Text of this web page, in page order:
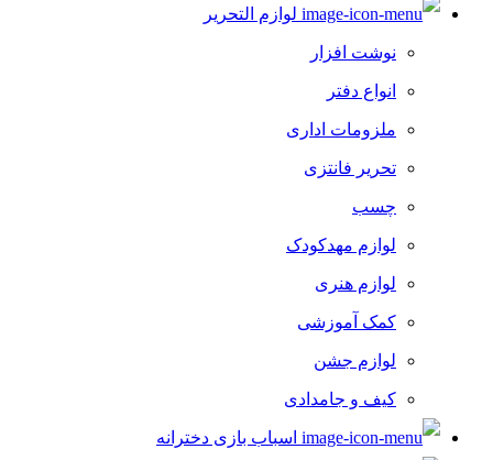
لوازم التحریر
نوشت افزار
انواع دفتر
ملزومات اداری
تحریر فانتزی
چسب
لوازم مهدکودک
لوازم هنری
کمک آموزشی
لوازم جشن
کیف و جامدادی
اسباب بازی دخترانه